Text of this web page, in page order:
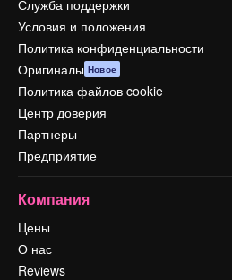
Служба поддержки
Условия и положения
Политика конфиденциальности
Оригиналы Новое
Политика файлов cookie
Центр доверия
Партнеры
Предприятие
Компания
Цены
О нас
Reviews